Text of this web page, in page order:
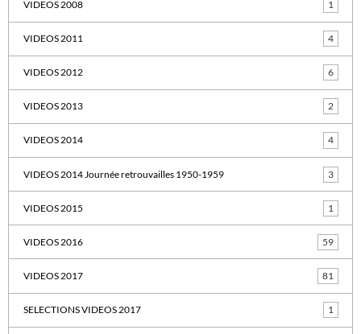
VIDEOS 2008 1
VIDEOS 2011 4
VIDEOS 2012 6
VIDEOS 2013 2
VIDEOS 2014 4
VIDEOS 2014 Journée retrouvailles 1950-1959 3
VIDEOS 2015 1
VIDEOS 2016 59
VIDEOS 2017 81
SELECTIONS VIDEOS 2017 1